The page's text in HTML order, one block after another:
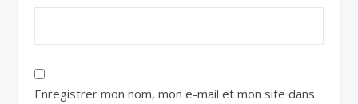
Enregistrer mon nom, mon e-mail et mon site dans